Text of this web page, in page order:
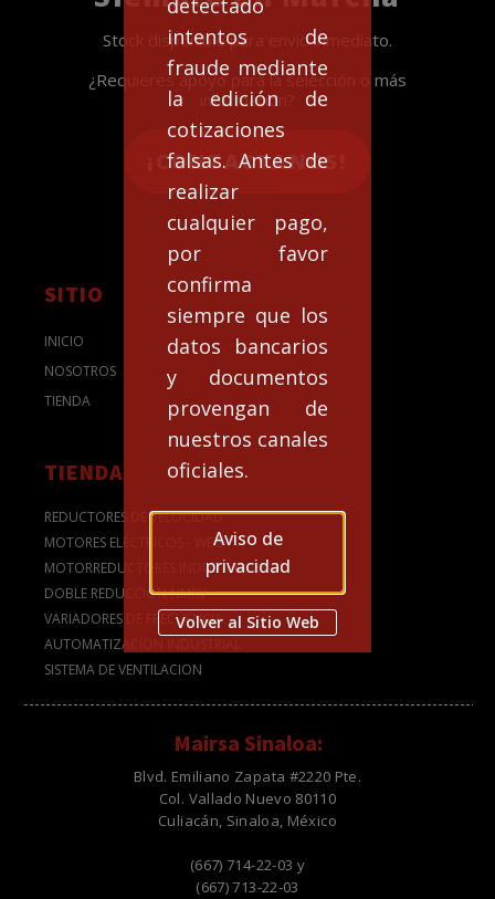
detectado
intentos de
fraude mediante
la edición de
cotizaciones
falsas. Antes de
realizar
cualquier pago,
por favor
confirma
siempre que los
datos bancarios
y documentos
provengan de
nuestros canales
oficiales.
Aviso de
privacidad
Volver al Sitio Web
Stock disponible para envío inmediato.
¿Requieres apoyo para la selección o más
información?
¡CONTACTANOS!
SITIO
INICIO
NOSOTROS
TIENDA
TIENDA
REDUCTORES DE VELOCIDAD
MOTORES ELÉCTRICOS - WEG
MOTORREDUCTORES INDUSTRIALES
DOBLE REDUCCIÓN NMRV
VARIADORES DE FRECUENCIA
AUTOMATIZACION INDUSTRIAL
SISTEMA DE VENTILACION
Mairsa Sinaloa:
Blvd. Emiliano Zapata #2220 Pte.
Col. Vallado Nuevo 80110
Culiacán, Sinaloa, México
(667) 714-22-03 y
(667) 713-22-03